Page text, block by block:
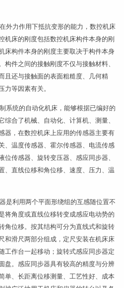
外力作用下抵抗变形的能力，数控机床
机床的刚度包括数控机床构件本身的刚
床构件本身的刚度主要取决于构件本身
构件之间的接触刚度不仅与接触材料、
且还与接触面的表面粗糙度、几何精
力等因素有关。
系统的自动化机床，能够根据已编好的
综合了机械、自动化、计算机、测量、
器，在数控机床上应用的传感器主要有
、温度传感器、霍尔传感器、电流传感
位传感器、旋转变压器、感应同步器、
、直线位移和角位移、速度、压力、温
是利用两个平面形绕组的互感随位置不
将角度或直线位移转变成感应电动势的
角位移。按其结构可分为直线式和旋转
和滑尺两部分组成，定尺安装在机床床
工作台一起移动；旋转式感应同步器定
盘。感应同步器具有较高的精度与分辨
单、长距离位移测量、工艺性好、成本